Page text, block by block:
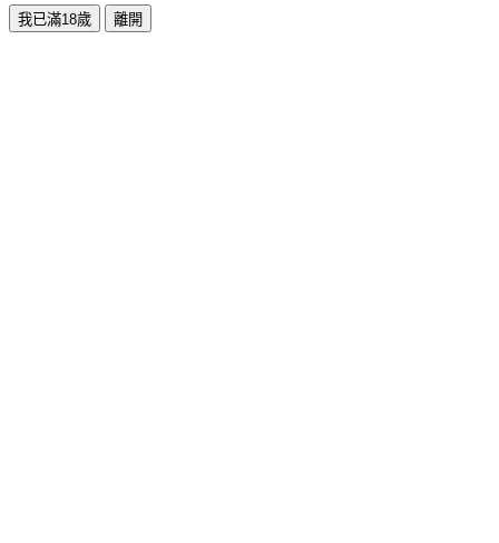
我已滿18歲 離開